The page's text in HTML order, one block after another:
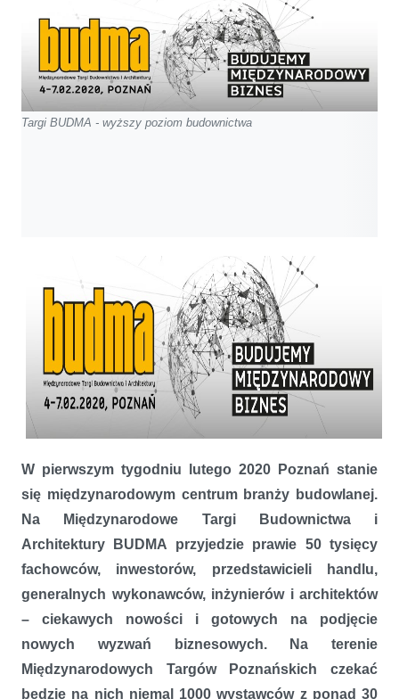
Targi BUDMA - wyższy poziom budownictwa
W pierwszym tygodniu lutego 2020 Poznań stanie
się międzynarodowym centrum branży budowlanej.
Na Międzynarodowe Targi Budownictwa i
Architektury BUDMA przyjedzie prawie 50 tysięcy
fachowców, inwestorów, przedstawicieli handlu,
generalnych wykonawców, inżynierów i architektów
– ciekawych nowości i gotowych na podjęcie
nowych wyzwań biznesowych. Na terenie
Międzynarodowych Targów Poznańskich czekać
będzie na nich niemal 1000 wystawców z ponad 30